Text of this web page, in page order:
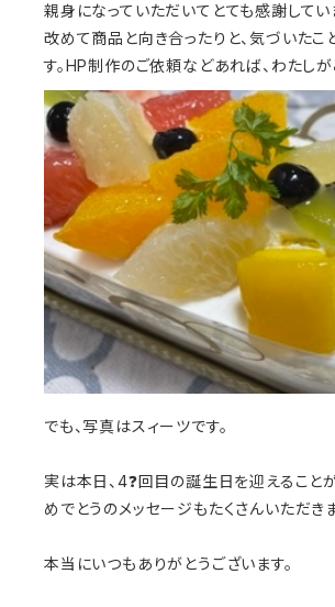
親身になっていただいてとても感謝してい
改めて商品と向き合ったりと、気づいたこ
す。HP制作のご依頼などあれば、 わたしが
でも、写真はスィーツです。
実は本日、4❓回目の誕生日を迎えること
めでとうのメッセージもたくさんいただき
本当にいつもありがとうございます。